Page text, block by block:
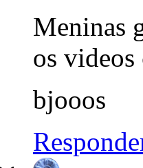
Meninas
os videos
bjooos